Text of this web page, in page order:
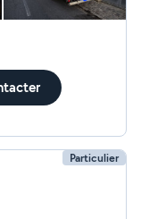
Particulier